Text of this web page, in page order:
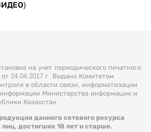
на учет периодического печатного
24.04.2017 г. Выдано Комитетом
в области связи, информатизации
Министерства информации и
Казахстан.
данного сетевого ресурса
достигших 18 лет и старше.